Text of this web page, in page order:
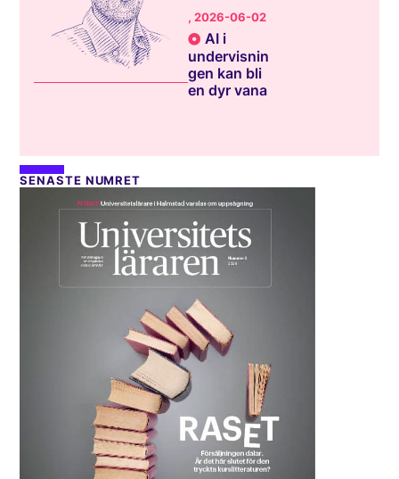
, 2026-06-02
AI i
undervisnin
gen kan bli
en dyr vana
SENASTE NUMRET